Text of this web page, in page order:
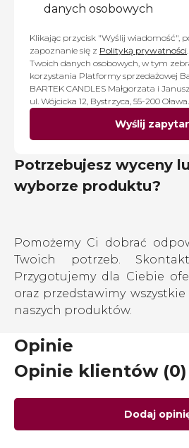
danych osobowych
Klikając przycisk "Wyślij wiadomość",
zapoznanie się z Polityką prywatności
Twoich danych osobowych, w tym
korzystania Platformy sprzedażowej
BARTEK CANDLES Małgorzata i
ul. Wójcicka 12, Bystrzyca, 55-200 Oława.
Wyślij
Potrzebujesz wyceny
wyborze produktu?
Pomożemy Ci dobrać
Twoich potrzeb.
Przygotujemy dla Ciebie
oraz przedstawimy
naszych produktów.
Opinie
Opinie klientów (0)
Dodaj